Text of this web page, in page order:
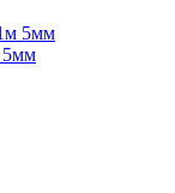
5мм